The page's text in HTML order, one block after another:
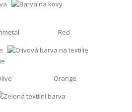
Red
Orange